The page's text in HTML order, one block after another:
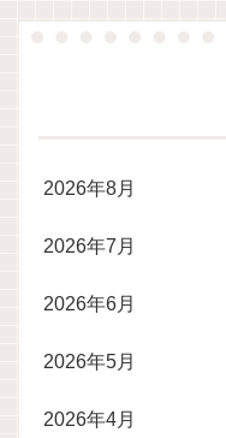
2026年8月
2026年7月
2026年6月
2026年5月
2026年4月